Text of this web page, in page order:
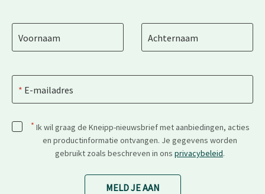
Voornaam Achternaam
E-mailadres
* Ik wil graag de Kneipp-nieuwsbrief met aanbiedingen, acties
en productinformatie ontvangen. Je gegevens worden
gebruikt zoals beschreven in ons privacybeleid.
MELD JE AAN